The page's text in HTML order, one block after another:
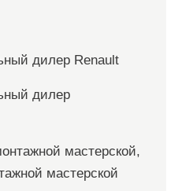
дилер Renault
дилер
мастерской,
мастерской